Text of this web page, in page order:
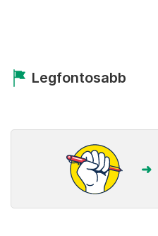
Legfontosabb